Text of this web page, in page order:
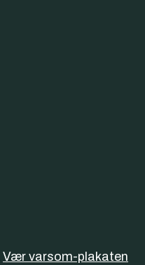
Vær varsom-plakaten